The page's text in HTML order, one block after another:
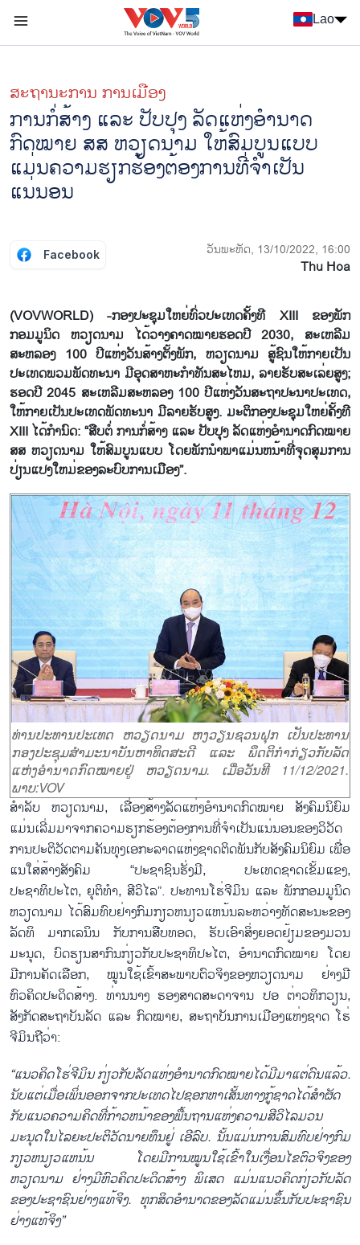
Lao
ສະຖານະການ ການເມືອງ
ການກໍ່ສ້າງ ແລະ ປັບປຸງ ລັດແຫ່ງອຳນາດ
ກົດໝາຍ ສສ ຫວຽດນາມ ໃຫ້ສົມບູນແບບ
ແມ່ນຄວາມຮຽກຮ້ອງຕ້ອງການທີ່ຈຳເປັນ
ແນ່ນອນ
Facebook ວັນພະຫັດ, 13/10/2022, 16:00
Thu Hoa
(VOVWORLD) -ກອງປະຊຸມໃຫຍ່ທົ່ວປະເທດຄັ້ງທີ XIII ຂອງພັກ
ກອມມູນິດ ຫວຽດນາມ ໄດ້ວາງຄາດໝາຍຮອດປີ 2030, ສະເຫລີມ
ສະຫລອງ 100 ປີແຫ່ງວັນສ້າງຕັ້ງພັກ, ຫວຽດນາມ ສູ້ຊົນໃຫ້ກາຍເປັນ
ປະເທດພວມພັດທະນາ ມີອຸດສາຫະກຳທັນສະໄຫມ, ລາຍຮັບສະເລ່ຍສູງ;
ຮອດປີ 2045 ສະເຫລີມສະຫລອງ 100 ປີແຫ່ງວັນສະຖາປະນາປະເທດ,
ໃຫ້ກາຍເປັນປະເທດພັດທະນາ ມີລາຍຮັບສູງ. ມະຕິກອງປະຊຸມໃຫຍ່ຄັ້ງທີ
XIII ໄດ້ກຳນົດ: “ສືບຕໍ່ ການກໍ່ສ້າງ ແລະ ປັບປຸງ ລັດແຫ່ງອຳນາດກົດໝາຍ
ສສ ຫວຽດນາມ ໃຫ້ສົມບູນແບບ ໂດຍພັກນຳພາແມ່ນຫນ້າທີ່ຈຸດສຸມການ
ປ່ຽນແປງໃຫມ່ຂອງລະບົບການເມືອງ”.
ທ່ານປະທານປະເທດ ຫວຽດນາມ ຫງວຽນຊວນຝຸກ ເປັນປະທານ
ກອງປະຊຸມສຳມະນາບັນຫາທິດສະດີ ແລະ ພຶດຕິກຳກ່ຽວກັບລັດ
ແຫ່ງອຳນາດກົດໝາຍຢູ່ ຫວຽດນາມ. ເມື່ອວັນທີ 11/12/2021.
ພາບ:VOV
ສຳລັບ ຫວຽດນາມ, ເລື່ອງສ້າງລັດແຫ່ງອຳນາດກົດໝາຍ ສັງຄົມນິຍົມ
ແມ່ນເລີ່ມມາຈາກຄວາມຮຽກຮ້ອງຕ້ອງການທີ່ຈຳເປັນແນ່ນອນຂອງວິວັດ
ການປະຕິວັດຕາມຄັນທຸງເອກະລາດແຫ່ງຊາດຕິດພັນກັບສັງຄົມນິຍົມ ເພື່ອ
ແນໃສ່ສ້າງສັງຄົມ “ປະຊາຊົນຮັ່ງມີ, ປະເທດຊາດເຂັ້ມແຂງ,
ປະຊາທິປະໄຕ, ຍຸຕິທຳ, ສີວິໄລ”. ປະທານໂຮ່ຈີມິນ ແລະ ພັກກອມມູນິດ
ຫວຽດນາມ ໄດ້ສົມທົບຢ່າງກົມກຽວຫນຽວແຫນ້ນລະຫວ່າງທັດສະນະຂອງ
ລັດທິ ມາກເລນິນ ກັບການສືບທອດ, ຮັບເອົາສິ່ງຍອດຢ້ຽມຂອງມວນ
ມະນຸດ, ບົດຮຽນສາກົນກ່ຽວກັບປະຊາທິປະໄຕ, ອຳນາດກົດໝາຍ ໂດຍ
ມີການຄັດເລືອກ, ໝູນໃຊ້ເຂົ້າສະພາບຕົວຈິງຂອງຫວຽດນາມ ຢ່າງມີ
ຫົວຄິດປະດິດສ້າງ. ທ່ານນາງ ຮອງສາດສະດາຈານ ປອ ຕ່າວທິກວຽນ,
ສັງກັດສະຖາບັນລັດ ແລະ ກົດໝາຍ, ສະຖາບັນການເມືອງແຫ່ງຊາດ ໂຮ່
ຈີມິນຖືວ່າ:
“ແນວຄິດໂຮ່ຈີມິນ ກ່ຽວກັບລັດແຫ່ງອຳນາດກົດໝາຍໄດ້ມີມາແຕ່ດົນແລ້ວ.
ນັບແຕ່ເມື່ອເພິ່ນອອກຈາກປະເທດໄປຊອກຫາເສັ້ນທາງກູ້ຊາດໄດ້ສຳຜັດ
ກັບແນວຄວາມຄິດທີ່ກ້າວຫນ້າຂອງພື້ນຖານແຫ່ງຄວາມສີວິໄລມວນ
ມະນຸດໃນໄລຍະປະຕິວັດນາຍທຶນຢູ່ ເອີລົບ. ນັ້ນແມ່ນການສົມທົບຢ່າງກົມ
ກຽວຫນຽວແຫນ້ນ ໂດຍມີການໝູນໃຊ້ເຂົ້າໃນເງື່ອນໄຂຕົວຈິງຂອງ
ຫວຽດນາມ ຢ່າງມີຫົວຄິດປະດິດສ້າງ ພິເສດ ແມ່ນແນວຄິດກ່ຽວກັບລັດ
ຂອງປະຊາຊົນຢ່າງແທ້ຈິງ. ທຸກສິດອຳນາດຂອງລັດແມ່ນຂຶ້ນກັບປະຊາຊົນ
ຢ່າງແທ້ຈິງ”